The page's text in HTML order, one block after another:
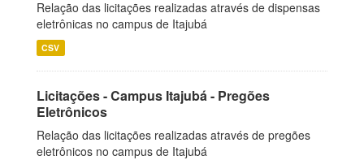
Relação das licitações realizadas através de dispensas
eletrônicas no campus de Itajubá
CSV
Licitações - Campus Itajubá - Pregões
Eletrônicos
Relação das licitações realizadas através de pregões
eletrônicos no campus de Itajubá